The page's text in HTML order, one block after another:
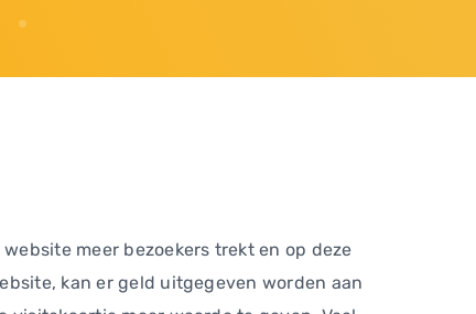
meer bezoekers trekt en op deze
kan er geld uitgegeven worden aan